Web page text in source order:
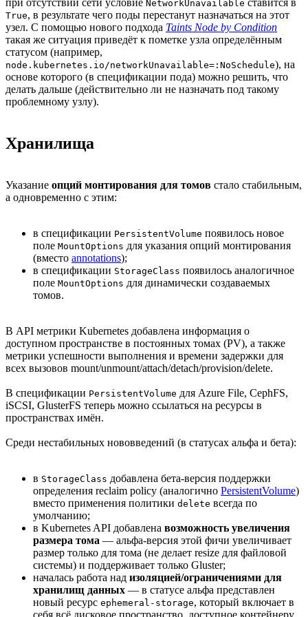
при отсутствии сети условие NetworkUnavailable ставится в
True, в результате чего поды перестанут назначаться на этот
узел. С помощью нового подхода Taints Node by Condition
такая же ситуация приведёт к пометке узла определённым
статусом (например,
node.kubernetes.io/networkUnavailable=:NoSchedule), на
основе которого (в спецификации пода) можно решить, что
делать дальше (действительно ли не назначать под такому
проблемному узлу).
Хранилища
Указание опций монтирования для томов стало стабильным,
а одновременно с этим:
в спецификации PersistentVolume появилось новое
поле MountOptions для указания опций монтирования
(вместо annotations);
в спецификации StorageClass появилось аналогичное
поле MountOptions для динамически создаваемых
томов.
В API метрики Kubernetes добавлена информация о
доступном пространстве в постоянных томах (PV), а также
метрики успешности выполнения и времени задержки для
всех вызовов mount/unmount/attach/detach/provision/delete.
В спецификации PersistentVolume для Azure File, CephFS,
iSCSI, GlusterFS теперь можно ссылаться на ресурсы в
пространствах имён.
Среди нестабильных нововведений (в статусах альфа и бета):
в StorageClass добавлена бета-версия поддержки
определения reclaim policy (аналогично PersistentVolume)
вместо применения политики delete всегда по
умолчанию;
в Kubernetes API добавлена возможность увеличения
размера тома — альфа-версия этой фичи увеличивает
размер только для тома (не делает resize для файловой
системы) и поддерживает только Gluster;
началась работа над изоляцией/ограничениями для
хранилищ данных — в статусе альфа представлен
новый ресурс ephemeral-storage, который включает в
себя всё дисковое пространство, доступное контейнеру,